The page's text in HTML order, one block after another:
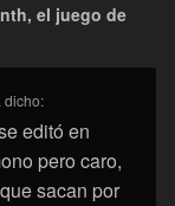
el juego de
dicho:
editó en
pero caro,
sacan por